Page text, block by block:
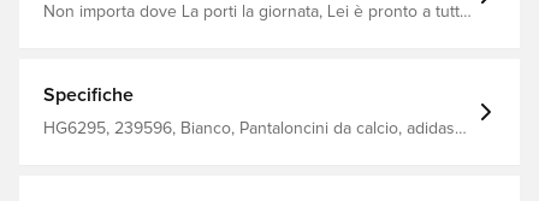
Non importa dove La porti la giornata, Lei è pronto a tutto
regolato con un cordoncino, garantisce una perfetta
Specifiche
HG6295, 239596, Bianco, Pantaloncini da calcio, adidas